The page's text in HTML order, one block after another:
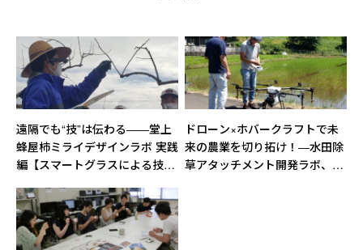
遠隔でも“技”は伝わる――堂上
蜂屋柿ミライデザインラボ 実践
編【スマートグラスによる技術
ドローン×ホバークラフトで未
来の農業を切り拓け！―水田除
草アタッチメント開発ラボ、始